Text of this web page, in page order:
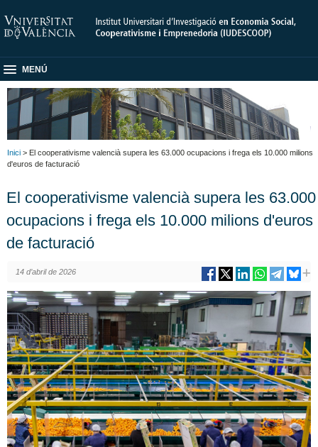
MENÚ
Inici > El cooperativisme valencià supera les 63.000 ocupacions i frega els 10.000 milions
d'euros de facturació
El cooperativisme valencià supera les 63.000
ocupacions i frega els 10.000 milions d'euros
de facturació
14 d’abril de 2026